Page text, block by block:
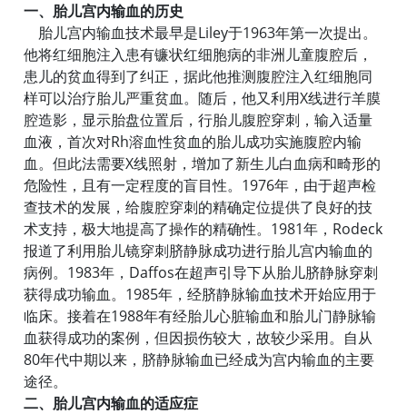
一、胎儿宫内输血的历史
胎儿宫内输血技术最早是Liley于1963年第一次提出。
他将红细胞注入患有镰状红细胞病的非洲儿童腹腔后，
患儿的贫血得到了纠正，据此他推测腹腔注入红细胞同
样可以治疗胎儿严重贫血。随后，他又利用X线进行羊膜
腔造影，显示胎盘位置后，行胎儿腹腔穿刺，输入适量
血液，首次对Rh溶血性贫血的胎儿成功实施腹腔内输
血。但此法需要X线照射，增加了新生儿白血病和畸形的
危险性，且有一定程度的盲目性。1976年，由于超声检
查技术的发展，给腹腔穿刺的精确定位提供了良好的技
术支持，极大地提高了操作的精确性。1981年，Rodeck
报道了利用胎儿镜穿刺脐静脉成功进行胎儿宫内输血的
病例。1983年，Daffos在超声引导下从胎儿脐静脉穿刺
获得成功输血。1985年，经脐静脉输血技术开始应用于
临床。接着在1988年有经胎儿心脏输血和胎儿门静脉输
血获得成功的案例，但因损伤较大，故较少采用。自从
80年代中期以来，脐静脉输血已经成为宫内输血的主要
途径。
二、胎儿宫内输血的适应症